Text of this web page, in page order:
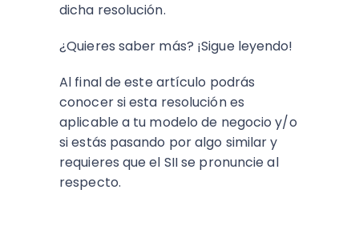
dicha resolución.
¿Quieres saber más? ¡Sigue leyendo!
Al final de este artículo podrás
conocer si esta resolución es
aplicable a tu modelo de negocio y/o
si estás pasando por algo similar y
requieres que el SII se pronuncie al
respecto.